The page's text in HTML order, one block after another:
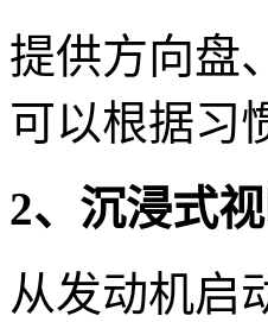
提供方向盘
可以根据习
2、沉浸式视
从发动机启